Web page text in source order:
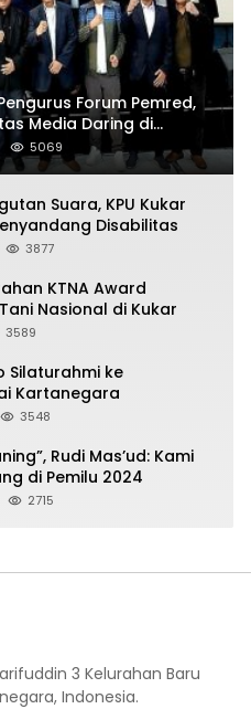
Forum Pemred,
Media Daring di
5069
Suara, KPU Kukar
Disabilitas
3877
KTNA Award
Nasional di Kukar
3589
Silaturahmi ke
Kartanegara
3548
Rudi Mas’ud: Kami
di Pemilu 2024
2715
3 Kelurahan Baru
Indonesia.